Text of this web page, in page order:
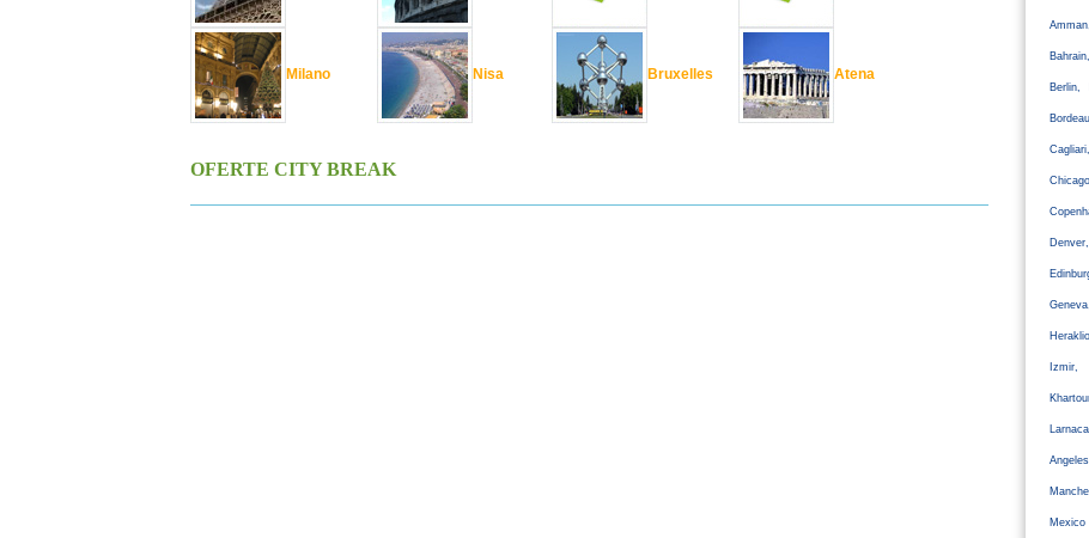
Milano Nisa Bruxelles Atena
OFERTE CITY BREAK
Berlin,
Izmir,